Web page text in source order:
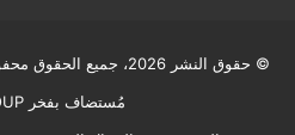
© حقوق النشر 2026، جميع الحقوق محفوظة |
مُستضاف بفخر